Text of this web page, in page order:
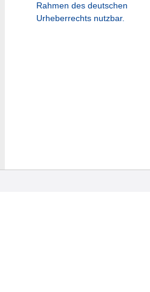
Rahmen des deutschen
Urheberrechts nutzbar.